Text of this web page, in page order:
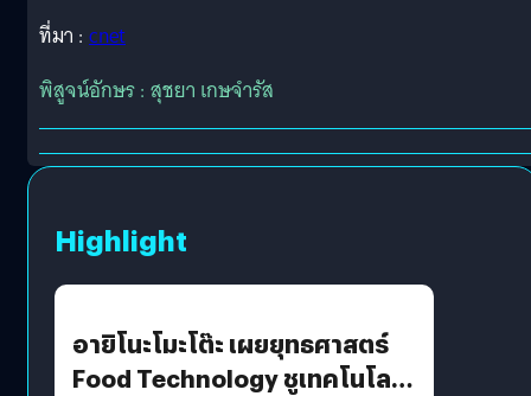
ที่มา : cnet
พิสูจน์อักษร : สุชยา เกษจำรัส
Highlight
อายิโนะโมะโต๊ะ เผยยุทธศาสตร์
Food Technology ชูเทคโนโลยี